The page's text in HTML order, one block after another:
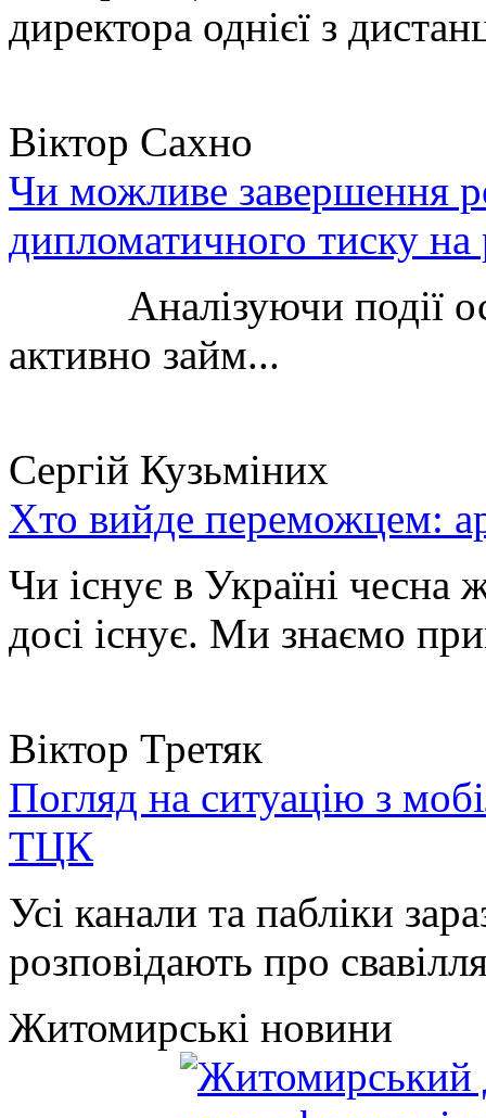
директора однієї з
Віктор Сахно
Чи можливе завершення
дипломатичного тиску
Аналізуючи події
активно займ...
Сергій Кузьміних
Хто вийде переможцем:
Чи існує в Україні чесна
досі існує. Ми знаємо
Віктор Третяк
Погляд на ситуацію з
ТЦК
Усі канали та пабліки
розповідають про
Житомирські новини